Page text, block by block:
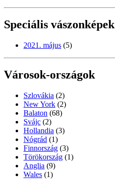
Speciális vászonképek
2021. május (5)
Városok-országok
Szlovákia (2)
New York (2)
Balaton (68)
Svájc (2)
Hollandia (3)
Nógrád (1)
Finnország (3)
Törökország (1)
Anglia (9)
Wales (1)